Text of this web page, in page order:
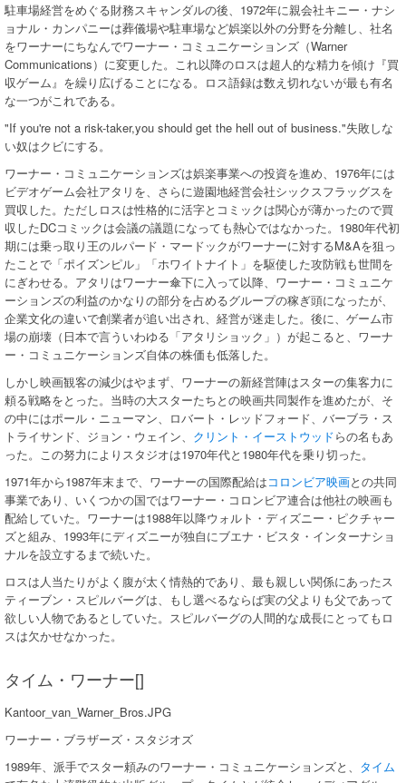
駐車場経営をめぐる財務スキャンダルの後、1972年に親会社キニー・ナシ
ョナル・カンパニーは葬儀場や駐車場など娯楽以外の分野を分離し、社名
をワーナーにちなんでワーナー・コミュニケーションズ（Warner
Communications）に変更した。これ以降のロスは超人的な精力を傾け『買
収ゲーム』を繰り広げることになる。ロス語録は数え切れないが最も有名
な一つがこれである。
"If you're not a risk-taker,you should get the hell out of business."失敗しな
い奴はクビにする。
ワーナー・コミュニケーションズは娯楽事業への投資を進め、1976年には
ビデオゲーム会社アタリを、さらに遊園地経営会社シックスフラッグスを
買収した。ただしロスは性格的に活字とコミックは関心が薄かったので買
収したDCコミックは会議の議題になっても熱心ではなかった。1980年代初
期には乗っ取り王のルパード・マードックがワーナーに対するM&Aを狙っ
たことで「ポイズンピル」「ホワイトナイト」を駆使した攻防戦も世間を
にぎわせる。アタリはワーナー傘下に入って以降、ワーナー・コミュニケ
ーションズの利益のかなりの部分を占めるグループの稼ぎ頭になったが、
企業文化の違いで創業者が追い出され、経営が迷走した。後に、ゲーム市
場の崩壊（日本で言ういわゆる「アタリショック」）が起こると、ワーナ
ー・コミュニケーションズ自体の株価も低落した。
しかし映画観客の減少はやまず、ワーナーの新経営陣はスターの集客力に
頼る戦略をとった。当時の大スターたちとの映画共同製作を進めたが、そ
の中にはポール・ニューマン、ロバート・レッドフォード、バーブラ・ス
トライサンド、ジョン・ウェイン、 クリント・イーストウッドらの名もあ
った。この努力によりスタジオは1970年代と1980年代を乗り切った。
1971年から1987年末まで、ワーナーの国際配給はコロンビア映画との共同
事業であり、いくつかの国ではワーナー・コロンビア連合は他社の映画も
配給していた。ワーナーは1988年以降ウォルト・ディズニー・ピクチャー
ズと組み、1993年にディズニーが独自にブエナ・ビスタ・インターナショ
ナルを設立するまで続いた。
ロスは人当たりがよく腹が太く情熱的であり、最も親しい関係にあったス
ティーブン・スピルバーグは、もし選べるならば実の父よりも父であって
欲しい人物であるとしていた。スピルバーグの人間的な成長にとってもロ
スは欠かせなかった。
タイム・ワーナー[]
Kantoor_van_Warner_Bros.JPG
ワーナー・ブラザーズ・スタジオズ
1989年、派手でスター頼みのワーナー・コミュニケーションズと、 タイム